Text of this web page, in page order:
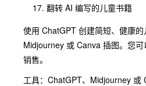
翻转 AI 编写的儿童书籍
使用 ChatGPT 创建简短、健康
Midjourney 或 Canva 插图。您
销售。
工具：ChatGPT、Midjourney 或